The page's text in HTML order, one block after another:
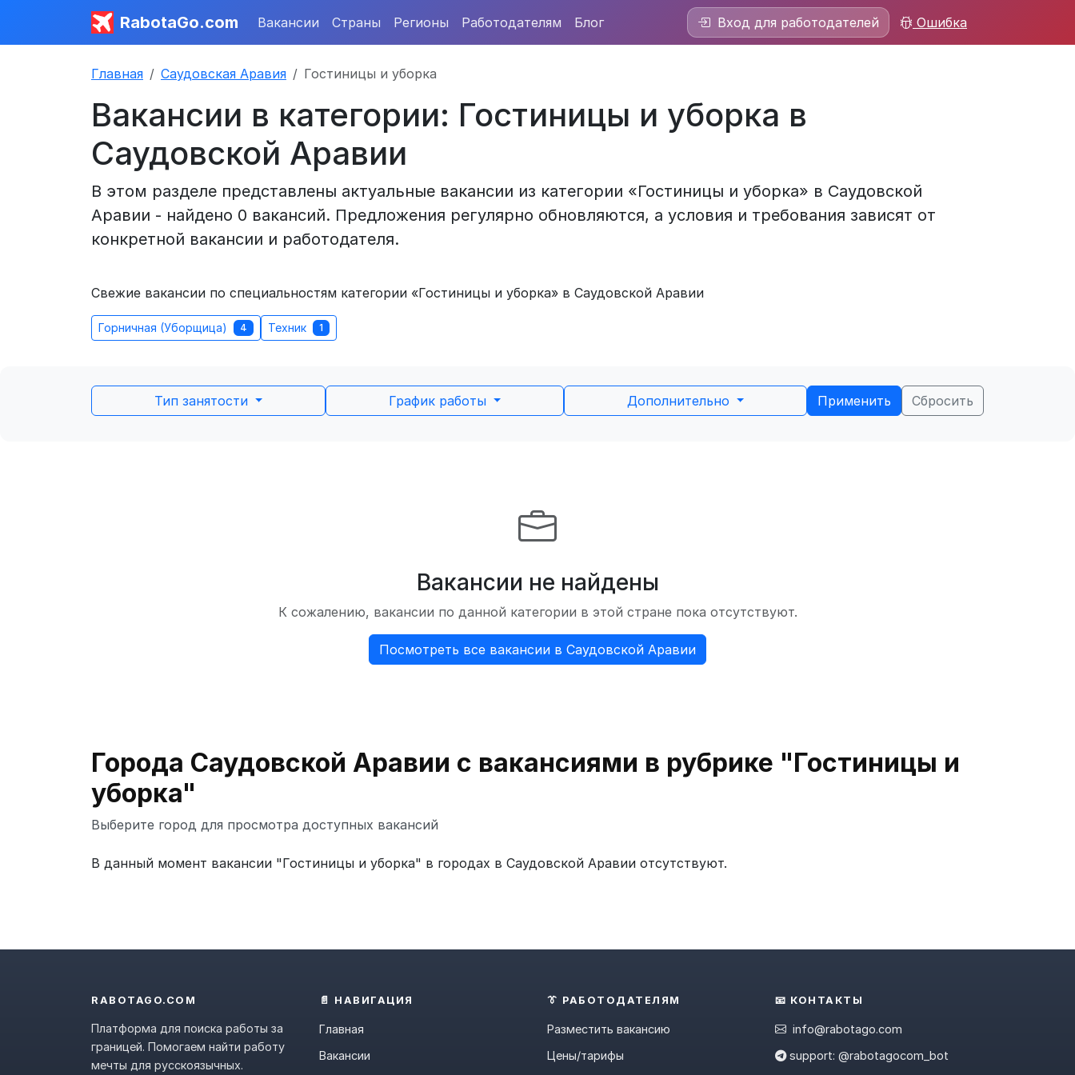
RabotaGo.com Вакансии Страны Регионы Работодателям Блог Вход для работодателей Ошибка
Главная Саудовская Аравия Гостиницы и уборка
Вакансии в категории: Гостиницы и уборка в
Саудовской Аравии
В этом разделе представлены актуальные вакансии из категории «Гостиницы и уборка» в Саудовской
Аравии - найдено 0 вакансий. Предложения регулярно обновляются, а условия и требования зависят от
конкретной вакансии и работодателя.
Свежие вакансии по специальностям категории «Гостиницы и уборка» в Саудовской Аравии
Горничная (Уборщица) 4 Техник 1
Тип занятости График работы Дополнительно Применить Сбросить
Вакансии не найдены
К сожалению, вакансии по данной категории в этой стране пока отсутствуют.
Посмотреть все вакансии в Саудовской Аравии
Города Саудовской Аравии с вакансиями в рубрике "Гостиницы и
уборка"
Выберите город для просмотра доступных вакансий
В данный момент вакансии "Гостиницы и уборка" в городах в Саудовской Аравии отсутствуют.
RABOTAGO.COM
Платформа для поиска работы за
границей. Помогаем найти работу
мечты для русскоязычных.
📄 НАВИГАЦИЯ
Главная
Вакансии
👔 РАБОТОДАТЕЛЯМ
Разместить вакансию
Цены/тарифы
📧 КОНТАКТЫ
info@rabotago.com
support: @rabotagocom_bot